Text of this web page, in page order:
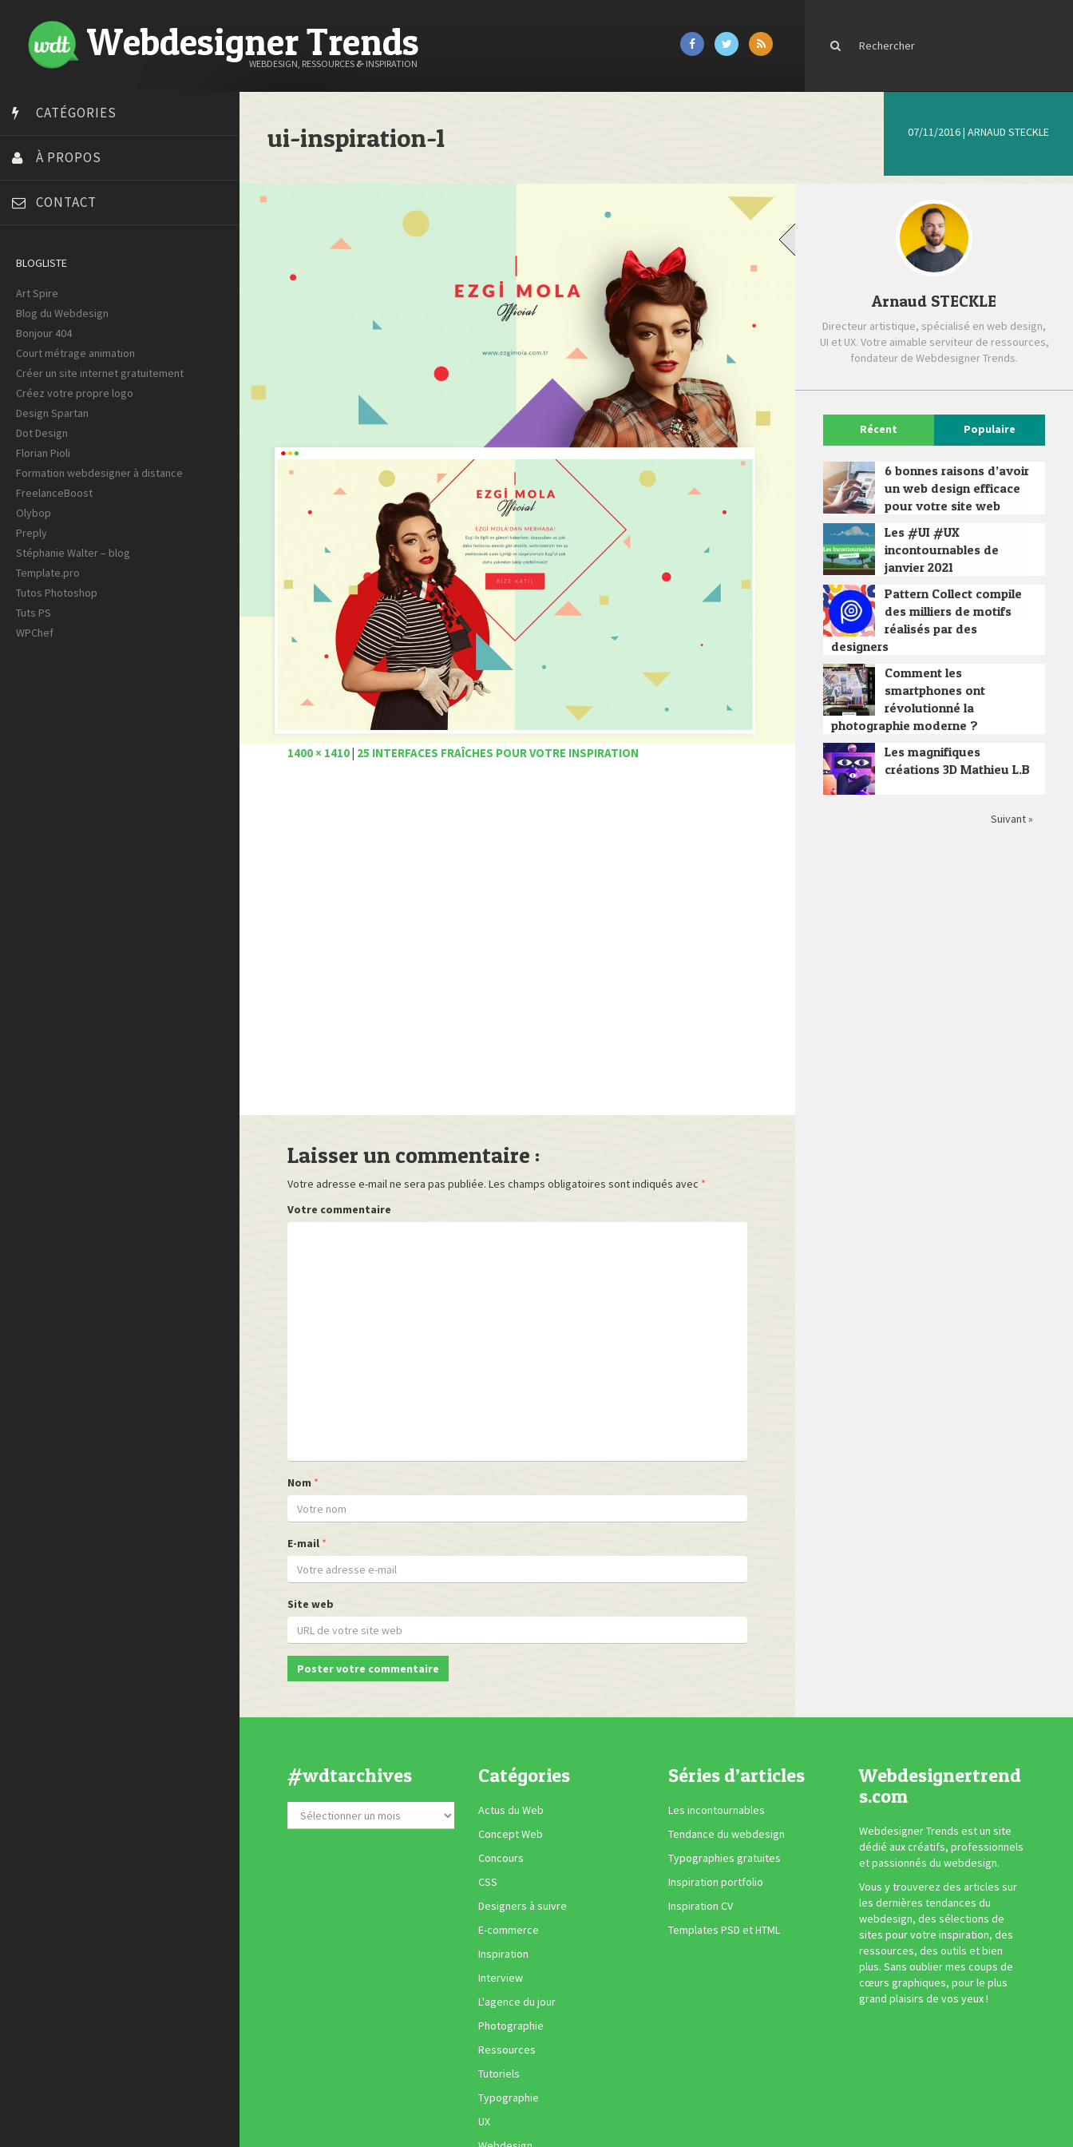
Webdesigner Trends
WEBDESIGN, RESSOURCES & INSPIRATION
CATÉGORIES
À PROPOS
CONTACT
BLOGLISTE
Art Spire
Blog du Webdesign
Bonjour 404
Court métrage animation
Créer un site internet gratuitement
Créez votre propre logo
Design Spartan
Dot Design
Florian Pioli
Formation webdesigner à distance
FreelanceBoost
Olybop
Preply
Stéphanie Walter – blog
Template.pro
Tutos Photoshop
Tuts PS
WPChef
07/11/2016| ARNAUD STECKLE
ui-inspiration-1
1400 × 1410 25 INTERFACES FRAÎCHES POUR VOTRE INSPIRATION
Laisser un commentaire :
Votre adresse e-mail ne sera pas publiée. Les champs obligatoires sont indiqués avec *
Votre commentaire
Nom *
E-mail *
Site web
Arnaud STECKLE
Directeur artistique, spécialisé en web design,
UI et UX. Votre aimable serviteur de ressources,
fondateur de Webdesigner Trends.
Récent Populaire
6 bonnes raisons d’avoir
un web design efficace
pour votre site web
Les #UI #UX
incontournables de
janvier 2021
Pattern Collect compile
des milliers de motifs
réalisés par des
designers
Comment les
smartphones ont
révolutionné la
photographie moderne ?
Les magnifiques
créations 3D Mathieu L.B
Suivant »
#wdtarchives Catégories
Actus du Web
Concept Web
Concours
CSS
Designers à suivre
E-commerce
Inspiration
Interview
L'agence du jour
Photographie
Ressources
Tutoriels
Typographie
UX
Séries d’articles
Les incontournables
Tendance du webdesign
Typographies gratuites
Inspiration portfolio
Inspiration CV
Templates PSD et HTML
Webdesignertrend
s.com
Webdesigner Trends est un site
dédié aux créatifs, professionnels
et passionnés du webdesign.
Vous y trouverez des articles sur
les dernières tendances du
webdesign, des sélections de
sites pour votre inspiration, des
ressources, des outils et bien
plus. Sans oublier mes coups de
cœurs graphiques, pour le plus
grand plaisirs de vos yeux !